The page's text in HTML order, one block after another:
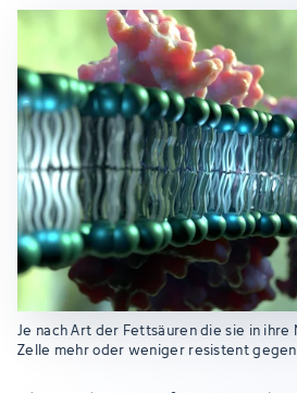
Je nach Art der Fettsäuren die sie in ihre
Zelle mehr oder weniger resistent